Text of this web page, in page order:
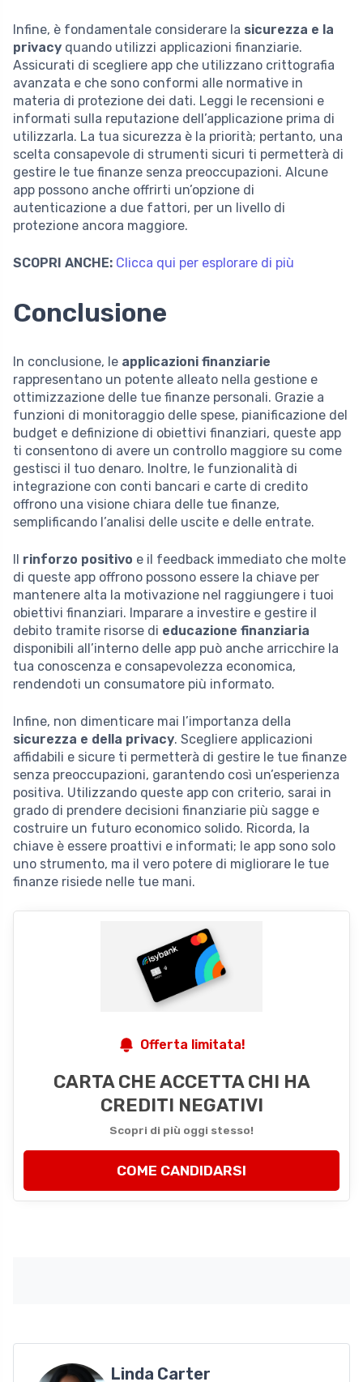
Infine, è fondamentale considerare la sicurezza e la
privacy quando utilizzi applicazioni finanziarie.
Assicurati di scegliere app che utilizzano crittografia
avanzata e che sono conformi alle normative in
materia di protezione dei dati. Leggi le recensioni e
informati sulla reputazione dell’applicazione prima di
utilizzarla. La tua sicurezza è la priorità; pertanto, una
scelta consapevole di strumenti sicuri ti permetterà di
gestire le tue finanze senza preoccupazioni. Alcune
app possono anche offrirti un’opzione di
autenticazione a due fattori, per un livello di
protezione ancora maggiore.
SCOPRI ANCHE: Clicca qui per esplorare di più
Conclusione
In conclusione, le applicazioni finanziarie
rappresentano un potente alleato nella gestione e
ottimizzazione delle tue finanze personali. Grazie a
funzioni di monitoraggio delle spese, pianificazione del
budget e definizione di obiettivi finanziari, queste app
ti consentono di avere un controllo maggiore su come
gestisci il tuo denaro. Inoltre, le funzionalità di
integrazione con conti bancari e carte di credito
offrono una visione chiara delle tue finanze,
semplificando l’analisi delle uscite e delle entrate.
Il rinforzo positivo e il feedback immediato che molte
di queste app offrono possono essere la chiave per
mantenere alta la motivazione nel raggiungere i tuoi
obiettivi finanziari. Imparare a investire e gestire il
debito tramite risorse di educazione finanziaria
disponibili all’interno delle app può anche arricchire la
tua conoscenza e consapevolezza economica,
rendendoti un consumatore più informato.
Infine, non dimenticare mai l’importanza della
sicurezza e della privacy. Scegliere applicazioni
affidabili e sicure ti permetterà di gestire le tue finanze
senza preoccupazioni, garantendo così un’esperienza
positiva. Utilizzando queste app con criterio, sarai in
grado di prendere decisioni finanziarie più sagge e
costruire un futuro economico solido. Ricorda, la
chiave è essere proattivi e informati; le app sono solo
uno strumento, ma il vero potere di migliorare le tue
finanze risiede nelle tue mani.
Offerta limitata!
CARTA CHE ACCETTA CHI HA
CREDITI NEGATIVI
Scopri di più oggi stesso!
COME CANDIDARSI
Linda Carter